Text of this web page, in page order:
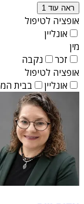
ראה עוד 1
אופציה לטיפול
אונליין
מין
זכר
נקבה
אופציה לטיפול
אונליין
בבית